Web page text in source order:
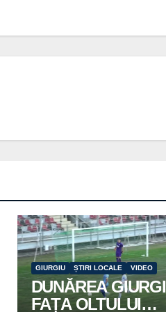
GIURGIU ȘTIRI LOCALE VIDEO
DUNĂREA
FAȚA OLTULUI